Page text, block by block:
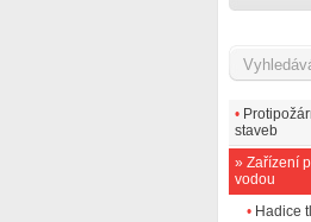
•
staveb
» Zařízení
vodou
• Hadice